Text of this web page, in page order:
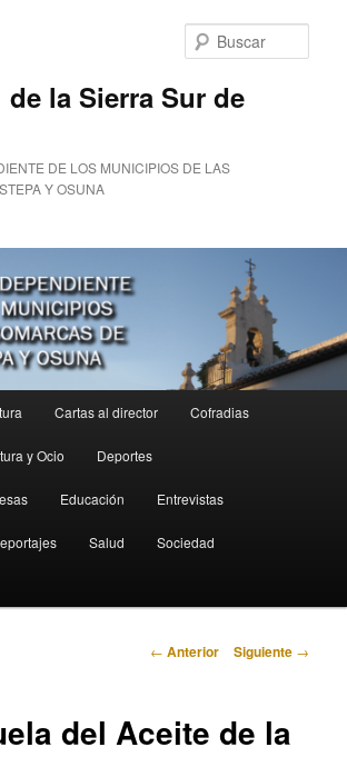
la Sierra Sur de
DE LOS MUNICIPIOS DE LAS
Y OSUNA
Cartas al director Cofradias
y Ocio Deportes
Educación Entrevistas
Salud Sociedad
Navegación
← Anterior Siguiente →
del Aceite de la